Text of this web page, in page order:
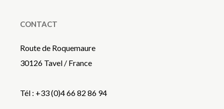
CONTACT
Route de Roquemaure
30126 Tavel / France
Tél : +33 (0)4 66 82 86 94